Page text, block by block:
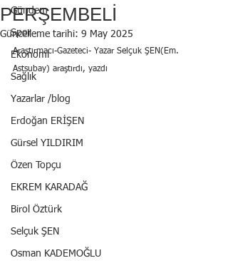
Gündem
Spor
Ekonomi
Sağlık
Yazarlar /blog
Erdoğan ERİŞEN
Gürsel YILDIRIM
Özen Topçu
EKREM KARADAĞ
Birol Öztürk
Selçuk ŞEN
Osman KADEMOĞLU
PERŞEMBELİ
Güncelleme tarihi: 9 May 2025
Araştırmacı-Gazeteci- Yazar Selçuk ŞEN(Em.
Astsubay) araştırdı, yazdı